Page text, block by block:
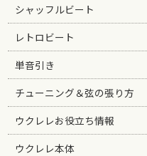
シャッフルビート
レトロビート
単音引き
チューニング＆弦の張り方
ウクレレお役立ち情報
ウクレレ本体